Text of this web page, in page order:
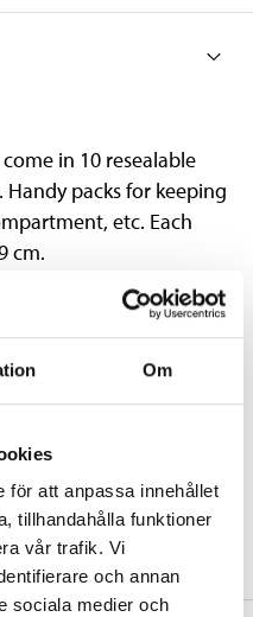
Om
för att anpassa innehållet
tillhandahålla funktioner
vår trafik. Vi
och annan
sociala medier och
in 10 resealable
Handy packs for keeping
etc. Each
cm.
(L) 21 x (W) 19 cm (tissue)